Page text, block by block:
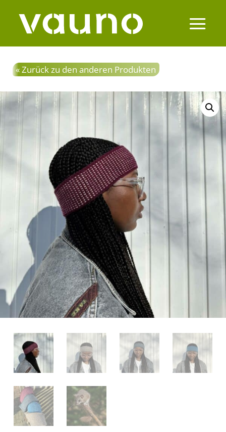
« Zurück zu den anderen Produkten